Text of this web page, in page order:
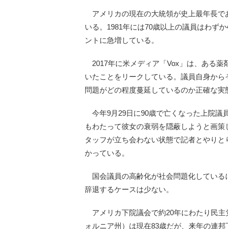
アメリカの現在の大統領が史上最年長で
いる。1981年には70歳以上の議員はわず
ントに急増している。
2017年に米メディア「Vox」は、ある薬
いたことをリークしている。議員自身か
問題がどの程度蔓延しているのか正確な実
今年9月29日に90歳で亡くなった上院議
もわたって彼女の衰弱を隠蔽しようと画
タッフが立ち会わない状態で記者とやり
かっている。
国会議員の高齢化が社会問題化している
辞退するケースは少ない。
アメリカ下院議会で約20年にわたり民主
ォルニア州）は現在83歳だが、来年の連